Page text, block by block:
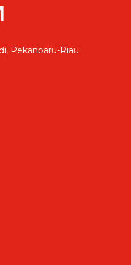
Pekanbaru-Riau